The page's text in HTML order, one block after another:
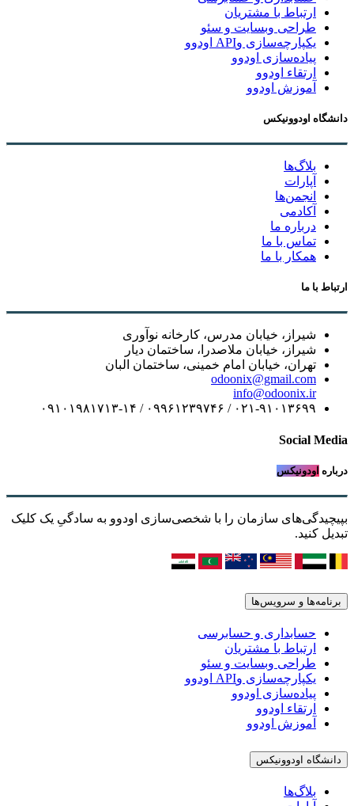
ارتباط با مشتریان
طراحی وبسایت و سئو
یکپارچه‌سازی وAPI اودوو
پیاده‌سازی اودوو
ارتقاء اودوو
آموزش اودوو
دانشگاه اودوونیکس
بلاگ‌ها
آپارات
انجمن‌ها
آکادمی
درباره ما
تماس با ما
همکار با ما
ارتباط با ما
شیراز، خیابان مدرس، کارخانه نوآوری
شیراز، خیابان ملاصدرا، ساختمان دیار
تهران، خیابان امام خمینی، ساختمان البان
odoonix@gmail.com
info@odoonix.ir
۰۲۱-۹۱۰۱۳۶۹۹ / ۰۹۹۶۱۲۳۹۷۴۶ / ۰۹۱۰۱۹۸۱۷۱۳-۱۴
Social Media
درباره اودونیکس
بپیچیدگی‌های سازمان را با شخصی‌سازی اودوو به سادگیِ یک کلیک
تبدیل کنید.
برنامه‌ها و سرویس‌ها
حسابداری و حسابرسی
ارتباط با مشتریان
طراحی وبسایت و سئو
یکپارچه‌سازی وAPI اودوو
پیاده‌سازی اودوو
ارتقاء اودوو
آموزش اودوو
دانشگاه اودوونیکس
بلاگ‌ها